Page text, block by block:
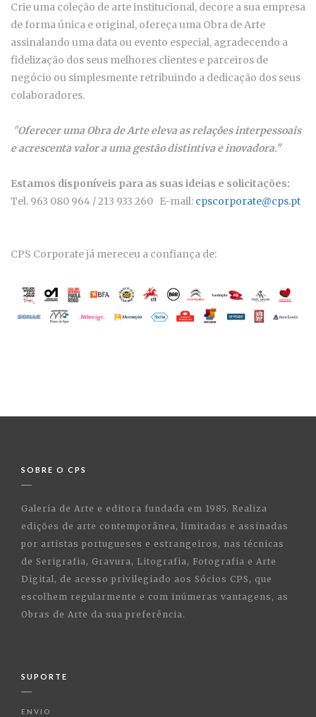
Crie uma coleção de arte institucional, decore a sua empresa
de forma única e original, ofereça uma Obra de Arte
assinalando uma data ou evento especial, agradecendo a
fidelização dos seus melhores clientes e parceiros de
negócio ou simplesmente retribuindo a dedicação dos seus
colaboradores.
"Oferecer uma Obra de Arte eleva as relações interpessoais
e acrescenta valor a uma gestão distintiva e inovadora."
Estamos disponíveis para as suas ideias e solicitações:
Tel. 963 080 964 / 213 933 260 E-mail: cpscorporate@cps.pt
CPS Corporate já mereceu a confiança de:
SOBRE O CPS
Galeria de Arte e editora fundada em 1985. Realiza
edições de arte contemporânea, limitadas e assinadas
por artistas portugueses e estrangeiros, nas técnicas
de Serigrafia, Gravura, Litografia, Fotografia e Arte
Digital, de acesso privilegiado aos Sócios CPS, que
escolhem regularmente e com inúmeras vantagens, as
Obras de Arte da sua preferência.
SUPORTE
ENVIO